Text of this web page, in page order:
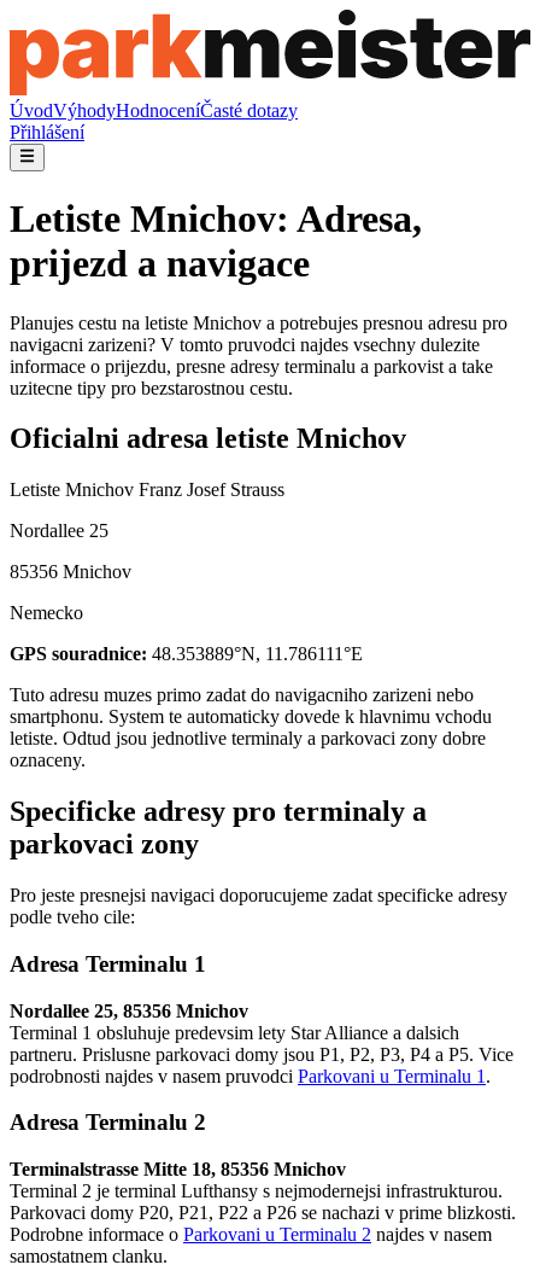
ÚvodVýhodyHodnoceníČasté dotazy
Přihlášení
Letiste Mnichov: Adresa,
prijezd a navigace
Planujes cestu na letiste Mnichov a potrebujes presnou adresu pro
navigacni zarizeni? V tomto pruvodci najdes vsechny dulezite
informace o prijezdu, presne adresy terminalu a parkovist a take
uzitecne tipy pro bezstarostnou cestu.
Oficialni adresa letiste Mnichov
Letiste Mnichov Franz Josef Strauss
Nordallee 25
85356 Mnichov
Nemecko
GPS souradnice: 48.353889°N, 11.786111°E
Tuto adresu muzes primo zadat do navigacniho zarizeni nebo
smartphonu. System te automaticky dovede k hlavnimu vchodu
letiste. Odtud jsou jednotlive terminaly a parkovaci zony dobre
oznaceny.
Specificke adresy pro terminaly a
parkovaci zony
Pro jeste presnejsi navigaci doporucujeme zadat specificke adresy
podle tveho cile:
Adresa Terminalu 1
Nordallee 25, 85356 Mnichov
Terminal 1 obsluhuje predevsim lety Star Alliance a dalsich
partneru. Prislusne parkovaci domy jsou P1, P2, P3, P4 a P5. Vice
podrobnosti najdes v nasem pruvodci Parkovani u Terminalu 1 .
Adresa Terminalu 2
Terminalstrasse Mitte 18, 85356 Mnichov
Terminal 2 je terminal Lufthansy s nejmodernejsi infrastrukturou.
Parkovaci domy P20, P21, P22 a P26 se nachazi v prime blizkosti.
Podrobne informace o Parkovani u Terminalu 2 najdes v nasem
samostatnem clanku.